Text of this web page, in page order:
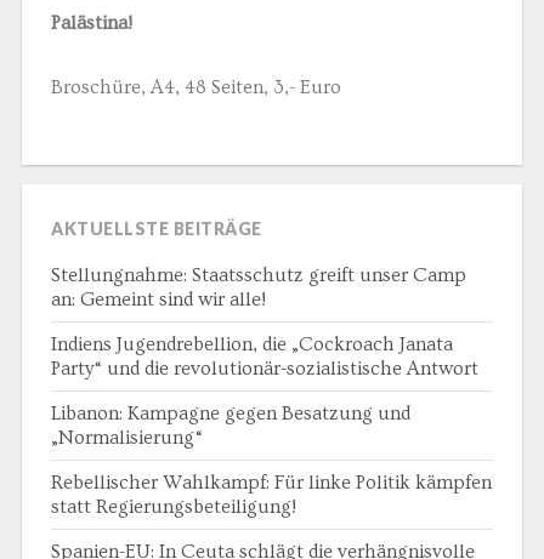
Palästina!
Broschüre, A4, 48 Seiten, 3,- Euro
AKTUELLSTE BEITRÄGE
Stellungnahme: Staatsschutz greift unser Camp
an: Gemeint sind wir alle!
Indiens Jugendrebellion, die „Cockroach Janata
Party“ und die revolutionär-sozialistische Antwort
Libanon: Kampagne gegen Besatzung und
„Normalisierung“
Rebellischer Wahlkampf: Für linke Politik kämpfen
statt Regierungsbeteiligung!
Spanien-EU: In Ceuta schlägt die verhängnisvolle